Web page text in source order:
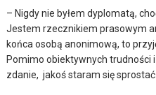
– Nigdy nie byłem dyplomatą,
Jestem rzecznikiem prasowym
końca osobą anonimową, to
Pomimo obiektywnych trudności
zdanie, jakoś staram się